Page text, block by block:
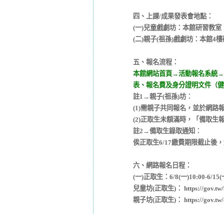
四、上課/成果發表會地點：
(一)兒童戲劇坊：本館研習教
(二)親子(祖孫)戲劇坊：本館4
五、報名流程：
本館網站首頁→活動報名系統→
表、報名費及身分證明文件（
註1→親子(祖孫)坊︰
(1)需親子共同報名，並於網路
(2)正取生未額滿時，「備取生
註2→備取生錄取通知︰
俟正取生6/17繳費期限截止後
六、網路報名日程：
(一)正取生：6/8(一)10:00-6/15(
兒童坊(正取生)： https://
親子坊(正取生)： https://